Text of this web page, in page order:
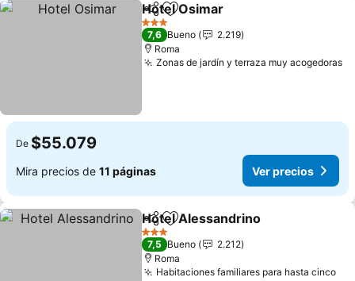
CompartirAgregar a favoritos
Hotel Osimar
3 Estrellas
7,6 Bueno
2.219
Roma
Zonas de jardín y terraza muy acogedoras
De $55.079
Mira precios de 11 páginas Ver precios
CompartirAgregar a favoritos
Hotel Alessandrino
3 Estrellas
7,5 Bueno
2.212
Roma
Habitaciones familiares para hasta cinco